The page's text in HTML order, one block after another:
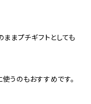
まプチギフトとしても
うのもおすすめです。